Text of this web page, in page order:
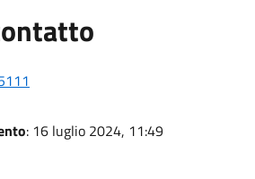
: 16 luglio 2024, 11:49